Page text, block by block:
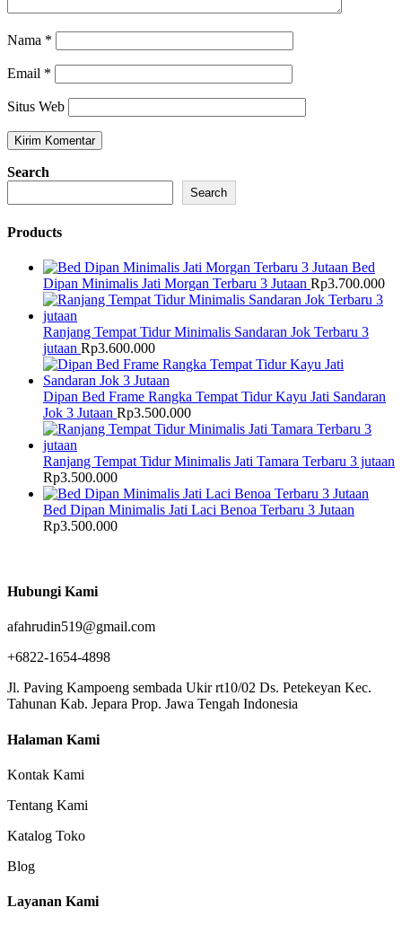
Nama *
Email *
Situs Web
Search
Search
Products
Bed
Dipan Minimalis Jati Morgan Terbaru 3 Jutaan Rp3.700.000
Ranjang Tempat Tidur Minimalis Sandaran Jok Terbaru 3
jutaan Rp3.600.000
Dipan Bed Frame Rangka Tempat Tidur Kayu Jati Sandaran
Jok 3 Jutaan Rp3.500.000
Ranjang Tempat Tidur Minimalis Jati Tamara Terbaru 3 jutaan
Rp3.500.000
Bed Dipan Minimalis Jati Laci Benoa Terbaru 3 Jutaan
Rp3.500.000
Hubungi Kami
afahrudin519@gmail.com
+6822-1654-4898
Jl. Paving Kampoeng sembada Ukir rt10/02 Ds. Petekeyan Kec.
Tahunan Kab. Jepara Prop. Jawa Tengah Indonesia
Halaman Kami
Kontak Kami
Tentang Kami
Katalog Toko
Blog
Layanan Kami